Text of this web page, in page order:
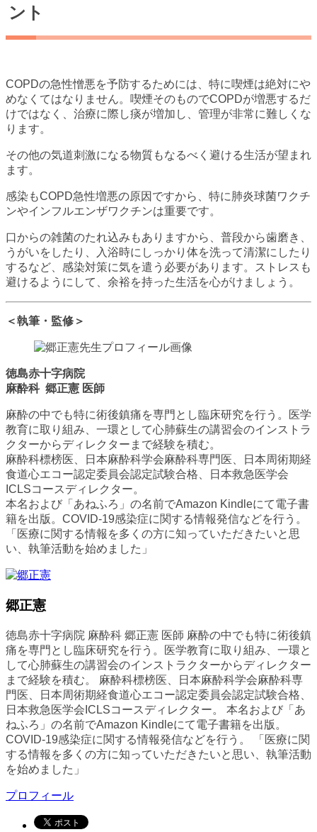
ント
COPDの急性憎悪を予防するためには、特に喫煙は絶対にや
めなくてはなりません。喫煙そのものでCOPDが増悪するだ
けではなく、治療に際し痰が増加し、管理が非常に難しくな
ります。
その他の気道刺激になる物質もなるべく避ける生活が望まれ
ます。
感染もCOPD急性増悪の原因ですから、特に肺炎球菌ワクチ
ンやインフルエンザワクチンは重要です。
口からの雑菌のたれ込みもありますから、普段から歯磨き、
うがいをしたり、入浴時にしっかり体を洗って清潔にしたり
するなど、感染対策に気を遣う必要があります。ストレスも
避けるようにして、余裕を持った生活を心がけましょう。
＜執筆・監修＞
徳島赤十字病院
麻酔科 郷正憲 医師
麻酔の中でも特に術後鎮痛を専門とし臨床研究を行う。医学
教育に取り組み、一環として心肺蘇生の講習会のインストラ
クターからディレクターまで経験を積む。
麻酔科標榜医、日本麻酔科学会麻酔科専門医、日本周術期経
食道心エコー認定委員会認定試験合格、日本救急医学会
ICLSコースディレクター。
本名および「あねふろ」の名前でAmazon Kindleにて電子書
籍を出版。COVID-19感染症に関する情報発信などを行う。
「医療に関する情報を多くの方に知っていただきたいと思
い、執筆活動を始めました」
郷正憲
徳島赤十字病院 麻酔科 郷正憲 医師 麻酔の中でも特に術後鎮
痛を専門とし臨床研究を行う。医学教育に取り組み、一環と
して心肺蘇生の講習会のインストラクターからディレクター
まで経験を積む。 麻酔科標榜医、日本麻酔科学会麻酔科専
門医、日本周術期経食道心エコー認定委員会認定試験合格、
日本救急医学会ICLSコースディレクター。 本名および「あ
ねふろ」の名前でAmazon Kindleにて電子書籍を出版。
COVID-19感染症に関する情報発信などを行う。 「医療に関
する情報を多くの方に知っていただきたいと思い、執筆活動
を始めました」
プロフィール